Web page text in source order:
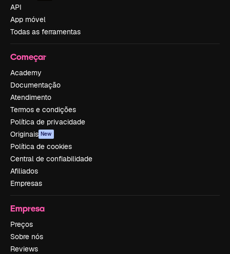
API
App móvel
Todas as ferramentas
Começar
Academy
Documentação
Atendimento
Termos e condições
Política de privacidade
Originais New
Política de cookies
Central de confiabilidade
Afiliados
Empresas
Empresa
Preços
Sobre nós
Reviews